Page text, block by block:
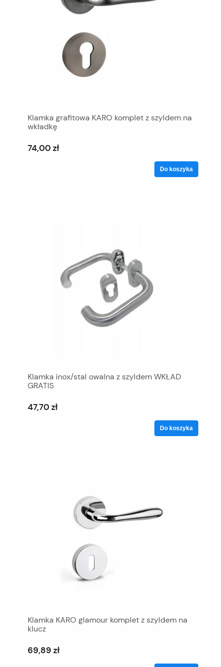
Klamka grafitowa KARO komplet z szyldem na
wkładkę
74,00 zł
Do koszyka
Klamka inox/stal owalna z szyldem WKŁAD
GRATIS
47,70 zł
Do koszyka
Klamka KARO glamour komplet z szyldem na
klucz
69,89 zł